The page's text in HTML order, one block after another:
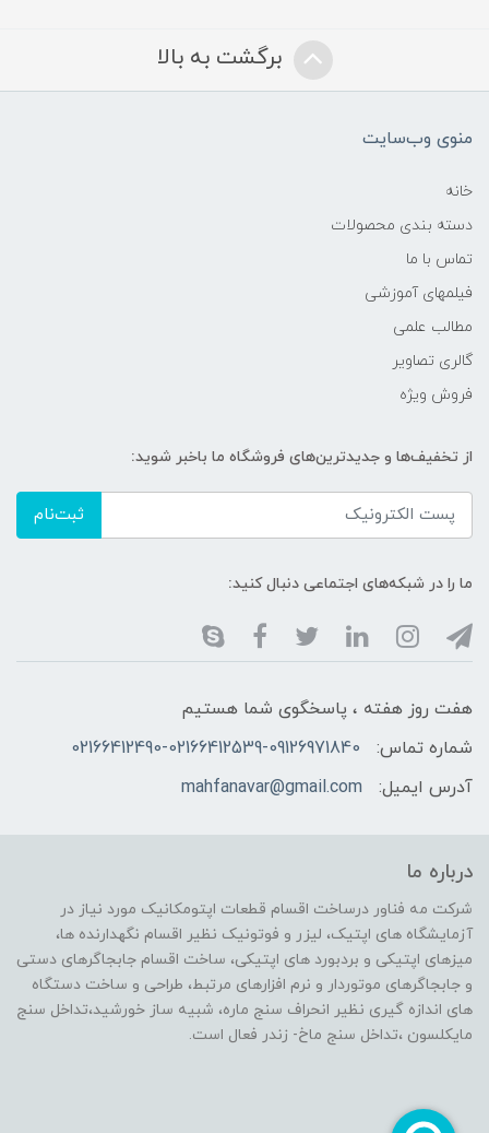
برگشت به بالا
منوی وب‌سایت
خانه
دسته بندی محصولات
تماس با ما
فیلمهای آموزشی
مطالب علمی
گالری تصاویر
فروش ویژه
از تخفیف‌ها و جدیدترین‌های فروشگاه ما باخبر شوید:
ثبت‌نام
ما را در شبکه‌های اجتماعی دنبال کنید:
هفت روز هفته ، پاسخگوی شما هستیم
شماره تماس:
02166412490-02166412539-09126971840
آدرس ایمیل:
mahfanavar@gmail.com
درباره ما
شرکت مه فناور درساخت اقسام قطعات اپتومکانیک مورد نیاز در
آزمایشگاه های اپتیک، لیزر و فوتونیک نظیر اقسام نگهدارنده ها،
میزهای اپتیکی و بردبورد های اپتیکی، ساخت اقسام جابجاگرهای دستی
و جابجاگرهای موتوردار و نرم افزارهای مرتبط، طراحی و ساخت دستگاه
های اندازه گیری نظیر انحراف سنج ماره، شبیه ساز خورشید،تداخل سنج
مایکلسون ،تداخل سنج ماخ- زندر فعال است.